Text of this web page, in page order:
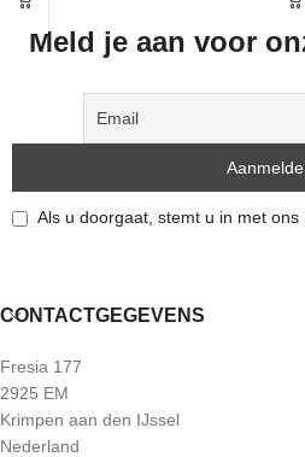
ziet, is ook de steen die je ontvangt.
Meld je aan voor
Als u doorgaat, stemt u in met
CONTACTGEGEVENS
Fresia 177
2925 EM
Krimpen aan den IJssel
Nederland